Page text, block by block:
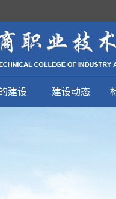
建设 建设动态